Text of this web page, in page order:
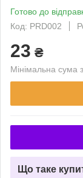
Готово до
Код: PRD002
23 ₴
Мінімальна сума
Що таке